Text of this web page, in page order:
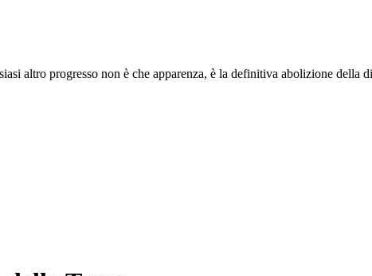
altro progresso non è che apparenza, è la definitiva abolizione della